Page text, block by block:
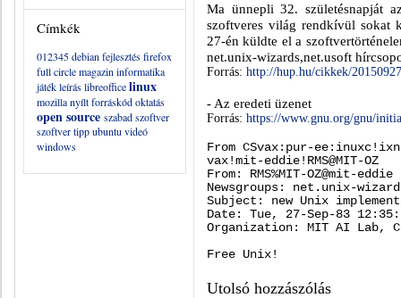
Címkék
012345debian fejlesztésfirefox
full circle magazin informatika
játékleíráslibreofficelinux
mozillanyílt forráskódoktatás
open source szabad szoftver
szoftvertippubuntu videó
windows
Ma ünnepli 32. születésnapját
szoftveres világ rendkívül sokat
27-én küldte el a
net.unix-wizards,net.usoft
Forrás: http://hup.hu/cikkek/
- Az eredeti üzenet
Forrás: https://www.gnu.org/gnu/
From CSvax:pur-
vax!mit-eddie!RMS@MIT-OZ
From: RMS%MIT-OZ@mit-eddie
Newsgroups: net.unix-
Subject: new Unix
Date: Tue, 27-Sep-83
Organization: MIT AI Lab,
Free Unix!
Utolsó hozzászólás